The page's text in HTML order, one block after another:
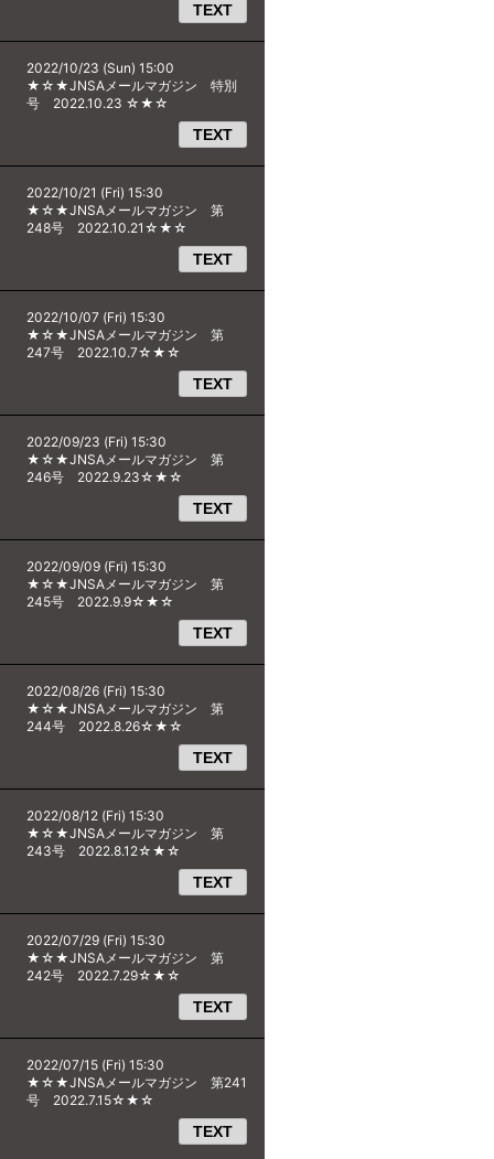
TEXT
2022/10/23 (Sun) 15:00
★☆★JNSAメールマガジン 特別
号 2022.10.23 ☆★☆
TEXT
2022/10/21 (Fri) 15:30
★☆★JNSAメールマガジン 第
248号 2022.10.21☆★☆
TEXT
2022/10/07 (Fri) 15:30
★☆★JNSAメールマガジン 第
247号 2022.10.7☆★☆
TEXT
2022/09/23 (Fri) 15:30
★☆★JNSAメールマガジン 第
246号 2022.9.23☆★☆
TEXT
2022/09/09 (Fri) 15:30
★☆★JNSAメールマガジン 第
245号 2022.9.9☆★☆
TEXT
2022/08/26 (Fri) 15:30
★☆★JNSAメールマガジン 第
244号 2022.8.26☆★☆
TEXT
2022/08/12 (Fri) 15:30
★☆★JNSAメールマガジン 第
243号 2022.8.12☆★☆
TEXT
2022/07/29 (Fri) 15:30
★☆★JNSAメールマガジン 第
242号 2022.7.29☆★☆
TEXT
2022/07/15 (Fri) 15:30
★☆★JNSAメールマガジン 第241
号 2022.7.15☆★☆
TEXT